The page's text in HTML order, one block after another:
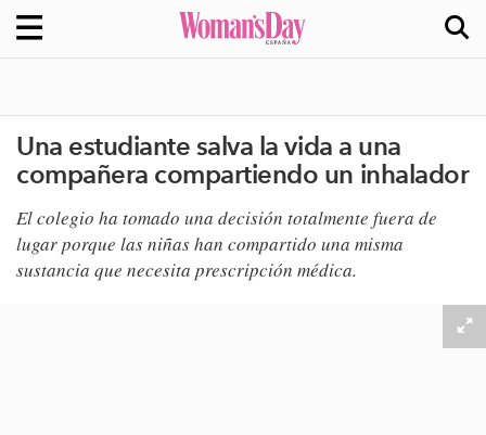
Una estudiante salva la vida a una
compañera compartiendo un inhalador
El colegio ha tomado una decisión totalmente fuera de
lugar porque las niñas han compartido una misma
sustancia que necesita prescripción médica.